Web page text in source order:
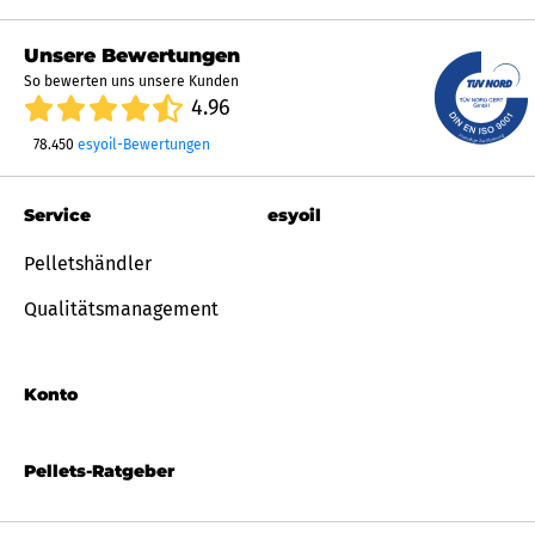
Unsere Bewertungen
So bewerten uns unsere Kunden
4.96
78.450 esyoil-Bewertungen
Pellets-Ratgeber
Service
Pelletshändler
Qualitätsmanagement
Konto
esyoil